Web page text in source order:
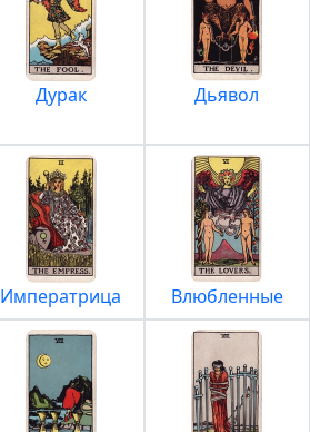
Дурак Дьявол
Императрица Влюбленные